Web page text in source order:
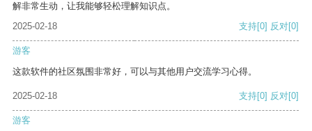
解非常生动，让我能够轻松理解知识点。
2025-02-18
支持[0] 反对[0]
游客
这款软件的社区氛围非常好，可以与其他用户交流学习心得。
2025-02-18 支持[0] 反对[0]
游客